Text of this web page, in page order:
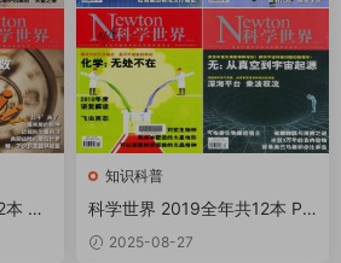
PD
知识科普
科学世界 2019全年共12本 PD
F
2025-08-27